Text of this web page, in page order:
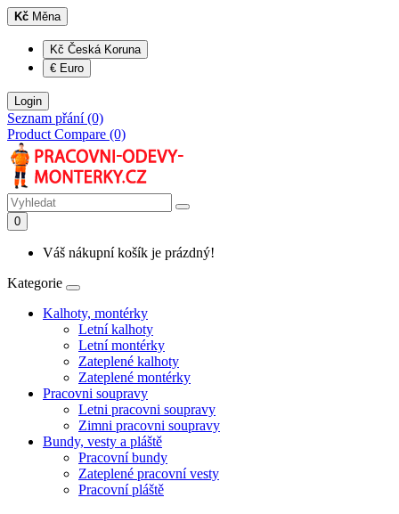
Kč Měna
Kč Česká Koruna
€ Euro
Login
Seznam přání (0)
Product Compare (0)
0
Váš nákupní košík je prázdný!
Kategorie
Kalhoty, montérky
Letní kalhoty
Letní montérky
Zateplené kalhoty
Zateplené montérky
Pracovni soupravy
Letni pracovni soupravy
Zimni pracovni soupravy
Bundy, vesty a pláště
Pracovní bundy
Zateplené pracovní vesty
Pracovní pláště